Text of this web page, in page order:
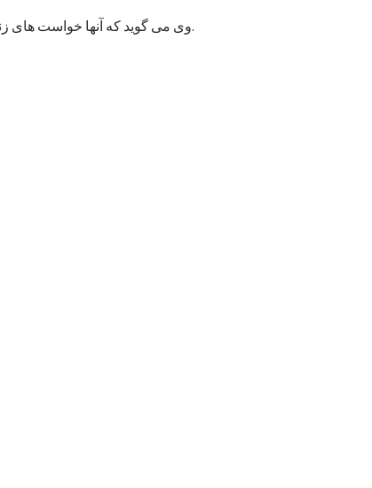
وی می گوید که آنها خواست های زندانیان را به مسئولان پایتخت انتقال داده اند و امیدوارند به این قضیه زودتر رسیدگی شود زیرا ممکن وضعیت بهداشتی شماری از زندانیان خراب شود.